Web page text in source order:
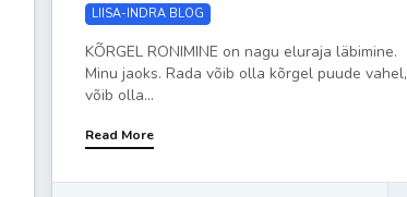
LIISA-INDRA BLOG
KÕRGEL RONIMINE on nagu eluraja läbimine.
Minu jaoks. Rada võib olla kõrgel puude vahel,
võib olla...
Read More